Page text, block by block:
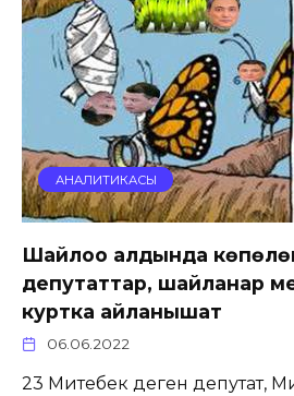
АНАЛИТИКАСЫ
Шайлоо алдында
депутаттар, шайланар
куртка айланышат
06.06.2022
23 Митебек деген депутат,